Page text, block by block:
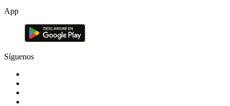
App
Síguenos